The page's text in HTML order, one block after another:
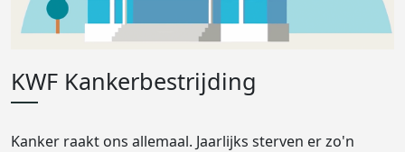
KWF Kankerbestrijding
Kanker raakt ons allemaal. Jaarlijks sterven er zo'n